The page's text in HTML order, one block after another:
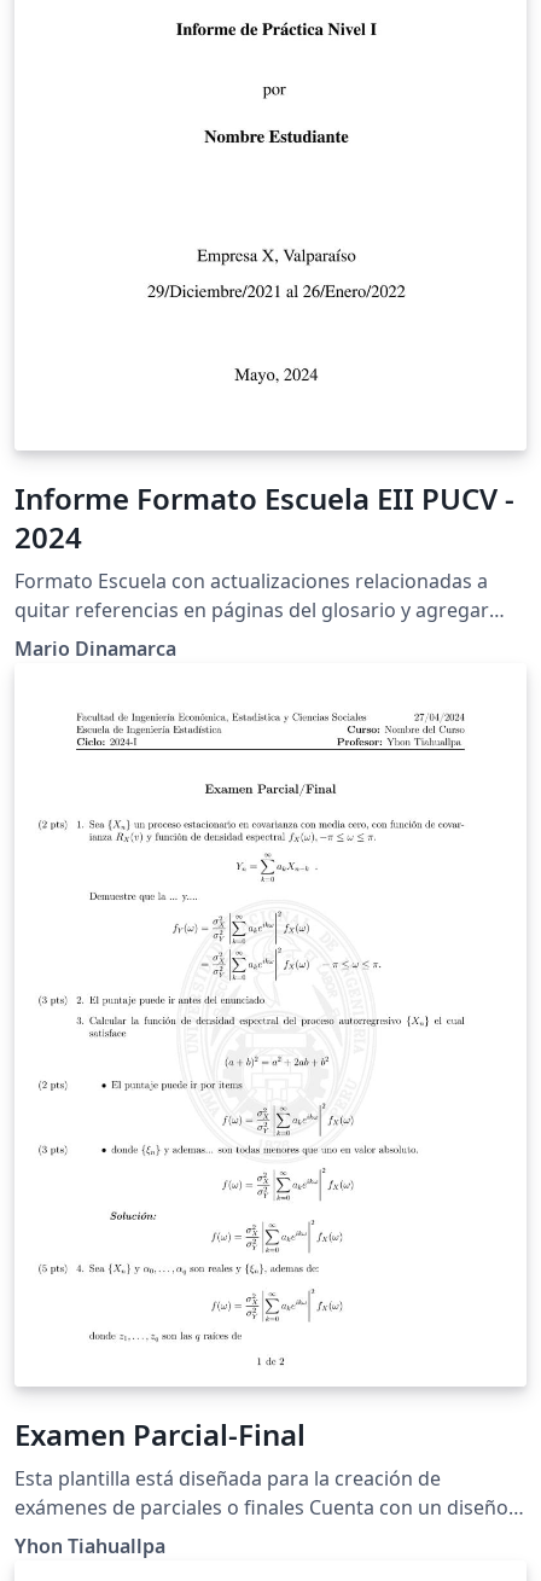
Informe Formato Escuela EII PUCV -
2024
Formato Escuela con actualizaciones relacionadas a
quitar referencias en páginas del glosario y agregar
lista de abreviaturas.
Mario Dinamarca
Examen Parcial-Final
Esta plantilla está diseñada para la creación de
exámenes de parciales o finales Cuenta con un diseño
de fondo personalizado, cabeceras detalladas y pies de
página con numeración automática. Incluye una
Yhon Tiahuallpa